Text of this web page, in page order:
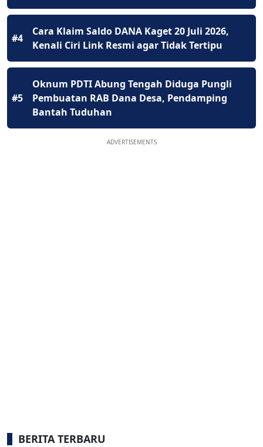
#4
Cara Klaim Saldo DANA Kaget 20 Juli 2026,
Kenali Ciri Link Resmi agar Tidak Tertipu
#5
Oknum PDTI Abung Tengah Diduga Pungli
Pembuatan RAB Dana Desa, Pendamping
Bantah Tuduhan
ADVERTISEMENTS
BERITA TERBARU